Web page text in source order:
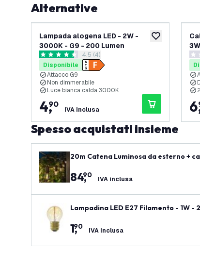
Alternative
aggiungi alla
Lampada alogena LED - 2W -
3000K - G9 - 200 Lumen
apri il cassetto delle recensioni
4.5 stelle di valutazione
4.5 (4)
Disponibile
Attacco G9
Non dimmerabile
Luce bianca calda 3000K
4,
90
IVA inclusa
0
6
Spesso acquistati insieme
20m Catena Luminosa da esterno +
84,
90 IVA inclusa
Lampadina LED E27 Filamento - 1W -
1,
90 IVA inclusa